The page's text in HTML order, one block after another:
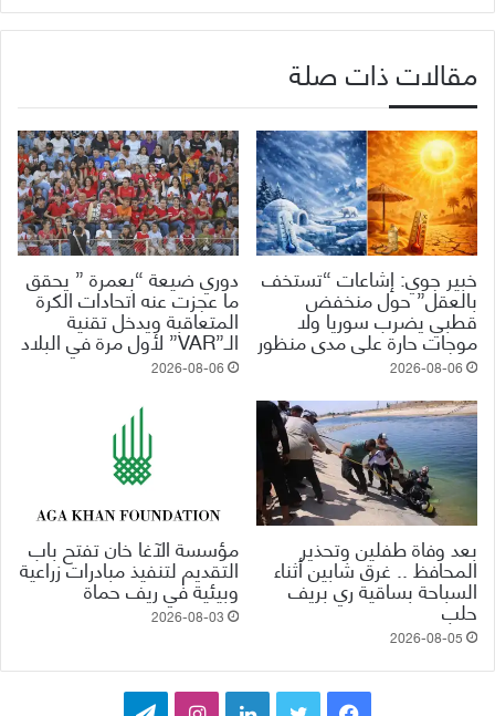
مقالات ذات صلة
خبير جوي: إشاعات “تستخف
بالعقل” حول منخفض
قطبي يضرب سوريا ولا
موجات حارة على مدى منظور
2026-08-06
دوري ضيعة “بعمرة ” يحقق
ما عجزت عنه اتحادات الكرة
المتعاقبة ويدخل تقنية
الـ”VAR” لأول مرة في البلاد
2026-08-06
بعد وفاة طفلين وتحذير
المحافظ .. غرق شابين أثناء
السباحة بساقية ري بريف
حلب
2026-08-05
مؤسسة الآغا خان تفتح باب
التقديم لتنفيذ مبادرات زراعية
وبيئية في ريف حماة
2026-08-03